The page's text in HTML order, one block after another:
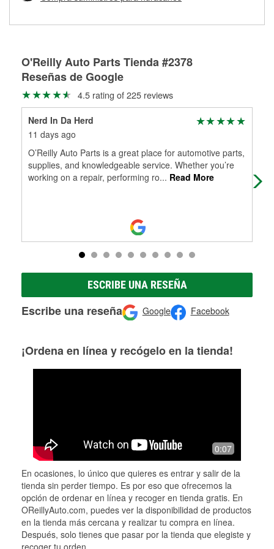
partes de reemplazo correctas para tu reparación.
O'Reilly Auto Parts Tienda #2378
Reseñas de Google
4.5 rating of 225 reviews
Nerd In Da Herd
11 days ago
O’Reilly Auto Parts is a great place for automotive parts,
supplies, and knowledgeable service. Whether you’re
working on a repair, performing ro... Read More
ESCRIBE UNA RESEÑA
Escribe una reseña Google Facebook
¡Ordena en línea y recógelo en la tienda!
0:07
En ocasiones, lo único que quieres es entrar y salir de la
tienda sin perder tiempo. Es por eso que ofrecemos la
opción de ordenar en línea y recoger en tienda gratis. En
OReillyAuto.com, puedes ver la disponibilidad de productos
en la tienda más cercana y realizar tu compra en línea.
Después, solo tienes que pasar por la tienda que elegiste y
recoger tu orden.